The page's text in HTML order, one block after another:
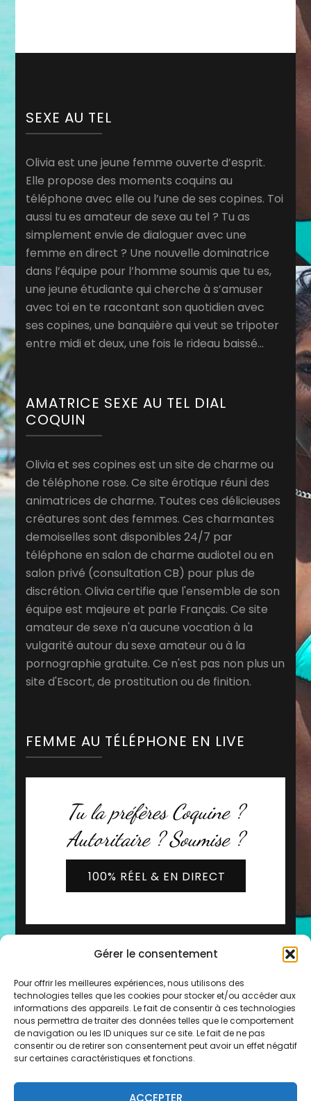
Gérer le consentement
Pour offrir les meilleures expériences, nous utilisons des
technologies telles que les cookies pour stocker et/ou accéder aux
informations des appareils. Le fait de consentir à ces technologies
nous permettra de traiter des données telles que le comportement
de navigation ou les ID uniques sur ce site. Le fait de ne pas
consentir ou de retirer son consentement peut avoir un effet négatif
sur certaines caractéristiques et fonctions.
ACCEPTER
SEXE AU TEL
Olivia est une jeune femme ouverte d’esprit.
Elle propose des moments coquins au
téléphone avec elle ou l’une de ses copines. Toi
aussi tu es amateur de sexe au tel ? Tu as
simplement envie de dialoguer avec une
femme en direct ? Une nouvelle dominatrice
dans l’équipe pour l’homme soumis que tu es,
une jeune étudiante qui cherche à s’amuser
avec toi en te racontant son quotidien avec
ses copines, une banquière qui veut se tripoter
entre midi et deux, une fois le rideau baissé…
AMATRICE SEXE AU TEL DIAL
COQUIN
Olivia et ses copines est un site de charme ou
de téléphone rose. Ce site érotique réuni des
animatrices de charme. Toutes ces délicieuses
créatures sont des femmes. Ces charmantes
demoiselles sont disponibles 24/7 par
téléphone en salon de charme audiotel ou en
salon privé (consultation CB) pour plus de
discrétion. Olivia certifie que l'ensemble de son
équipe est majeure et parle Français. Ce site
amateur de sexe n'a aucune vocation à la
vulgarité autour du sexe amateur ou à la
pornographie gratuite. Ce n'est pas non plus un
site d'Escort, de prostitution ou de finition.
FEMME AU TÉLÉPHONE EN LIVE
Tu la préfères Coquine ?
Autoritaire ? Soumise ?
100% RÉEL & EN DIRECT
2019 - 2026 © Copyright -Les Copines d'Olivia
* Service 0,80€/min + prix de l'appel
Mentions légales-CGU-FAQ-Contact-Plan du
site